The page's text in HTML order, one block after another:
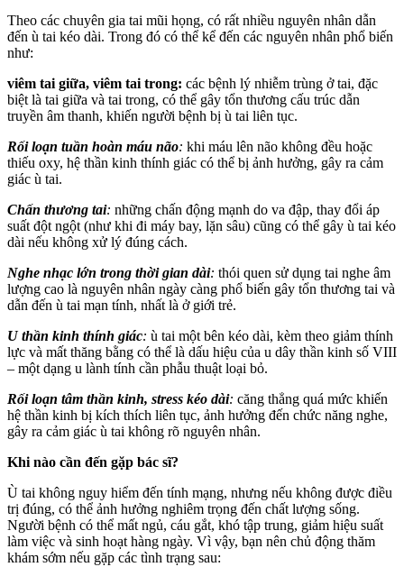
Theo các chuyên gia tai mũi họng, có rất nhiều nguyên nhân dẫn
đến ù tai kéo dài. Trong đó có thể kể đến các nguyên nhân phổ biến
như:
viêm tai giữa, viêm tai trong: các bệnh lý nhiễm trùng ở tai, đặc
biệt là tai giữa và tai trong, có thể gây tổn thương cấu trúc dẫn
truyền âm thanh, khiến người bệnh bị ù tai liên tục.
Rối loạn tuần hoàn máu não: khi máu lên não không đều hoặc
thiếu oxy, hệ thần kinh thính giác có thể bị ảnh hưởng, gây ra cảm
giác ù tai.
Chấn thương tai: những chấn động mạnh do va đập, thay đổi áp
suất đột ngột (như khi đi máy bay, lặn sâu) cũng có thể gây ù tai kéo
dài nếu không xử lý đúng cách.
Nghe nhạc lớn trong thời gian dài: thói quen sử dụng tai nghe âm
lượng cao là nguyên nhân ngày càng phổ biến gây tổn thương tai và
dẫn đến ù tai mạn tính, nhất là ở giới trẻ.
U thần kinh thính giác: ù tai một bên kéo dài, kèm theo giảm thính
lực và mất thăng bằng có thể là dấu hiệu của u dây thần kinh số VIII
– một dạng u lành tính cần phẫu thuật loại bỏ.
Rối loạn tâm thần kinh, stress kéo dài: căng thẳng quá mức khiến
hệ thần kinh bị kíc‌h thí‌ch liên tục, ảnh hưởng đến chức năng nghe,
gây ra cảm giác ù tai không rõ nguyên nhân.
Khi nào cần đến gặp bác sĩ?
Ù tai không nguy hiểm đến tính mạng, nhưng nếu không được điều
trị đúng, có thể ảnh hưởng nghiêm trọng đến chất lượng sống.
Người bệnh có thể mất ngủ, cáu gắt, khó tập trung, giảm hiệu suất
làm việc và sinh hoạt hàng ngày. Vì vậy, bạn nên chủ động thăm
khám sớm nếu gặp các tình trạng sau: